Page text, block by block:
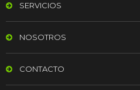
SERVICIOS
NOSOTROS
CONTACTO